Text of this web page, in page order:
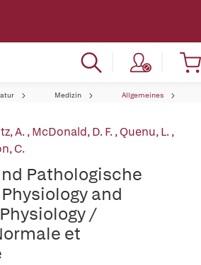
Medizin Allgemeines
A.,McDonald, D. F.,Quenu, L.,
C.
Pathologische
and
/
et